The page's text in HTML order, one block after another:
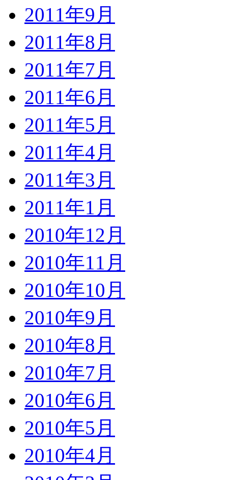
2011年9月
2011年8月
2011年7月
2011年6月
2011年5月
2011年4月
2011年3月
2011年1月
2010年12月
2010年11月
2010年10月
2010年9月
2010年8月
2010年7月
2010年6月
2010年5月
2010年4月